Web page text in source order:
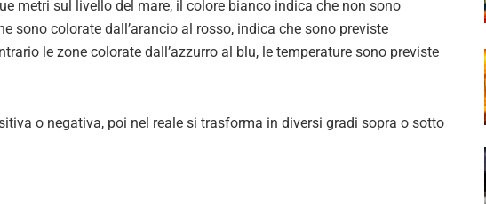
metri sul livello del mare, il colore bianco indica che non sono
sono colorate dall’arancio al rosso, indica che sono previste
le zone colorate dall’azzurro al blu, le temperature sono previste
o negativa, poi nel reale si trasforma in diversi gradi sopra o sotto